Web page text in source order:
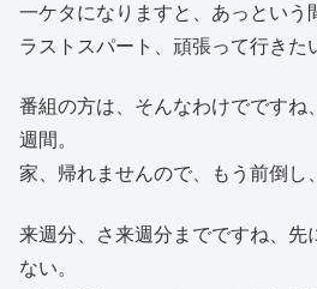
一ケタになりますと、あっという
ラストスパート、頑張って行きた
番組の方は、そんなわけでですね
週間。
家、帰れませんので、もう前倒し
来週分、さ来週分までですね、先
ない。